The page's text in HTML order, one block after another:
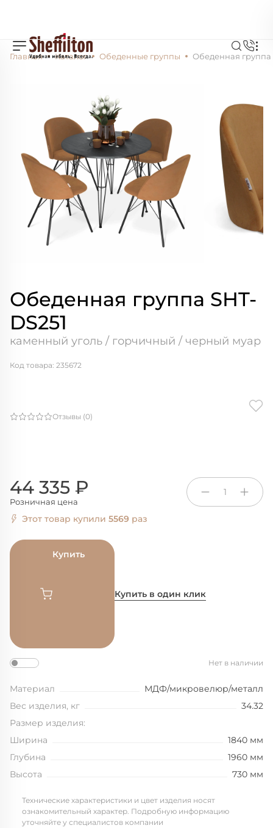
Главная Каталог Обеденные группы Обеденная группа
Обеденная группа SHT-
DS251
каменный уголь / горчичный / черный муар
Отзывы (0)
Код товара: 235672
44 335 ₽
Розничная цена
1
Этот товар купили 5569 раз
Купить
Купить в один клик
Нет в наличии
Материал
МДФ/микровелюр/металл
Вес изделия, кг
34.32
Размер изделия:
Ширина
1840 мм
Глубина
1960 мм
Высота
730 мм
Технические характеристики и цвет изделия носят
ознакомительный характер. Подробную информацию
уточняйте у специалистов компании